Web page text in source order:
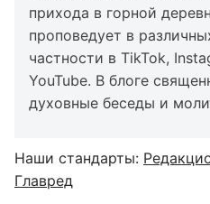
прихода в горной
проповедует в
частности в TikTok,
YouTube. В блоге
духовные беседы и
Наши стандарты:
Главред